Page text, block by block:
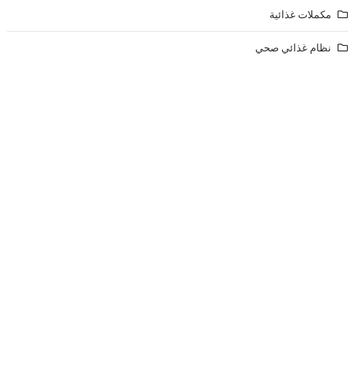
مكملات غذائية
نظام غذائي صحي